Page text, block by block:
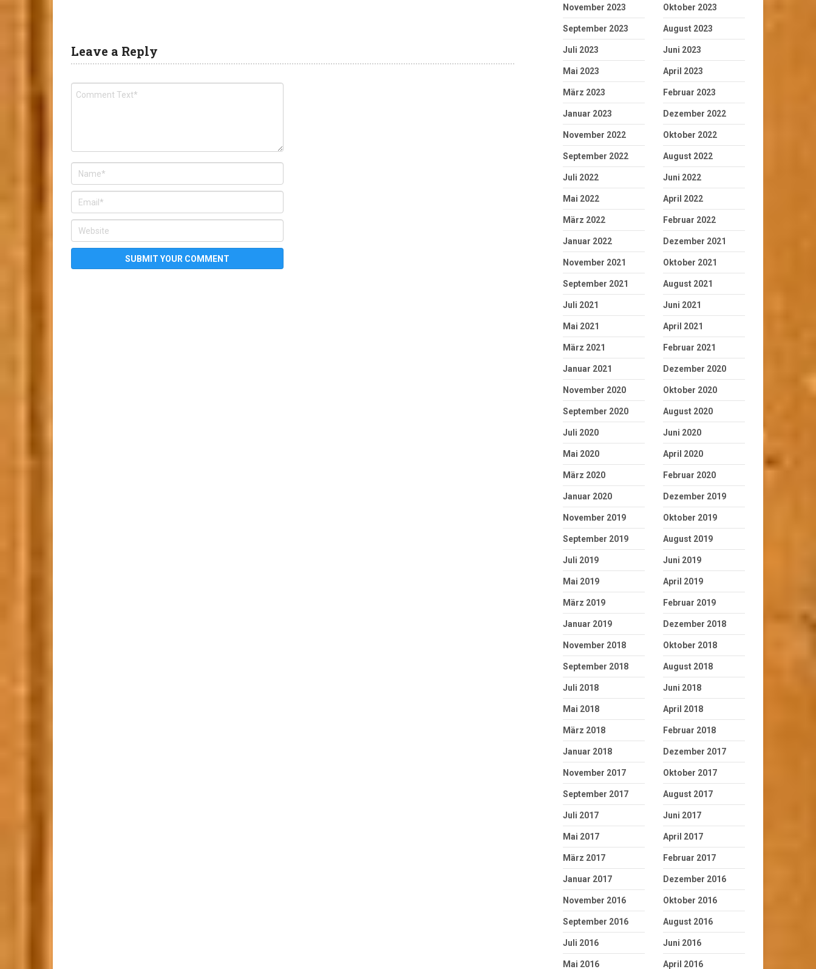
Leave a Reply
November 2023 Oktober 2023
September 2023 August 2023
Juli 2023 Juni 2023
Mai 2023 April 2023
März 2023 Februar 2023
Januar 2023 Dezember 2022
November 2022 Oktober 2022
September 2022 August 2022
Juli 2022 Juni 2022
Mai 2022 April 2022
März 2022 Februar 2022
Januar 2022 Dezember 2021
November 2021 Oktober 2021
September 2021 August 2021
Juli 2021 Juni 2021
Mai 2021 April 2021
März 2021 Februar 2021
Januar 2021 Dezember 2020
November 2020 Oktober 2020
September 2020 August 2020
Juli 2020 Juni 2020
Mai 2020 April 2020
März 2020 Februar 2020
Januar 2020 Dezember 2019
November 2019 Oktober 2019
September 2019 August 2019
Juli 2019 Juni 2019
Mai 2019 April 2019
März 2019 Februar 2019
Januar 2019 Dezember 2018
November 2018 Oktober 2018
September 2018 August 2018
Juli 2018 Juni 2018
Mai 2018 April 2018
März 2018 Februar 2018
Januar 2018 Dezember 2017
November 2017 Oktober 2017
September 2017 August 2017
Juli 2017 Juni 2017
Mai 2017 April 2017
März 2017 Februar 2017
Januar 2017 Dezember 2016
November 2016 Oktober 2016
September 2016 August 2016
Juli 2016 Juni 2016
Mai 2016 April 2016